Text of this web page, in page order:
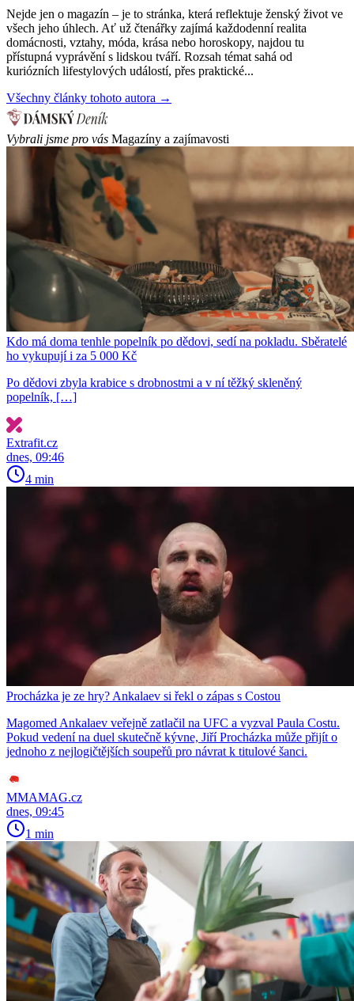
Nejde jen o magazín – je to stránka, která reflektuje ženský život ve
všech jeho úhlech. Ať už čtenářky zajímá každodenní realita
domácnosti, vztahy, móda, krása nebo horoskopy, najdou tu
přístupná vyprávění s lidskou tváří. Rozsah témat sahá od
kuriózních lifestylových událostí, přes praktické...
Všechny články tohoto autora →
Vybrali jsme pro vás Magazíny a zajímavosti
Kdo má doma tenhle popelník po dědovi, sedí na pokladu. Sběratelé
ho vykupují i za 5 000 Kč
Po dědovi zbyla krabice s drobnostmi a v ní těžký skleněný
popelník, […]
Extrafit.cz
dnes, 09:46
4 min
Procházka je ze hry? Ankalaev si řekl o zápas s Costou
Magomed Ankalaev veřejně zatlačil na UFC a vyzval Paula Costu.
Pokud vedení na duel skutečně kývne, Jiří Procházka může přijít o
jednoho z nejlogičtějších soupeřů pro návrat k titulové šanci.
MMAMAG.cz
dnes, 09:45
1 min